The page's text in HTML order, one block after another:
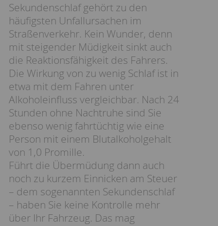
Sekundenschlaf gehört zu den
häufigsten Unfallursachen im
Straßenverkehr. Kein Wunder, denn
mit steigender Müdigkeit sinkt auch
die Reaktionsfähigkeit des Fahrers.
Die Wirkung von zu wenig Schlaf ist in
etwa mit dem Fahren unter
Alkoholeinfluss vergleichbar. Nach 24
Stunden ohne Nachtruhe sind Sie
ebenso wenig fahrtüchtig wie eine
Person mit einem Blutalkoholgehalt
von 1,0 Promille.
Führt die Übermüdung dann auch
noch zu kurzem Einnicken am Steuer
– dem sogenannten Sekundenschlaf
– haben Sie keine Kontrolle mehr
über Ihr Fahrzeug. Das mag